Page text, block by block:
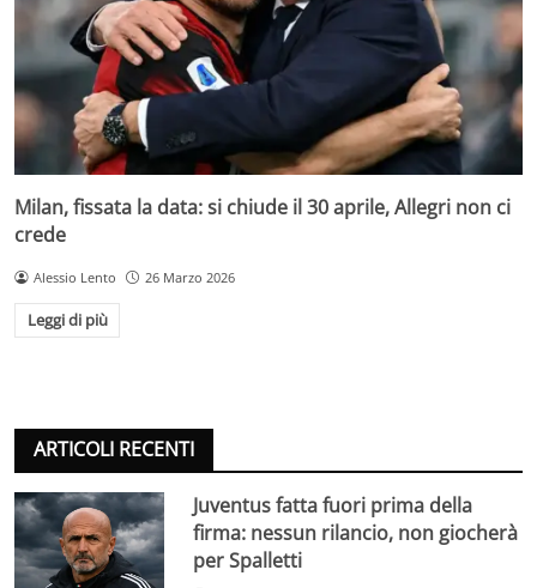
Milan, fissata la data: si chiude il 30 aprile, Allegri non ci
crede
Alessio Lento 26 Marzo 2026
Leggi di più
ARTICOLI RECENTI
Juventus fatta fuori prima della
firma: nessun rilancio, non giocherà
per Spalletti